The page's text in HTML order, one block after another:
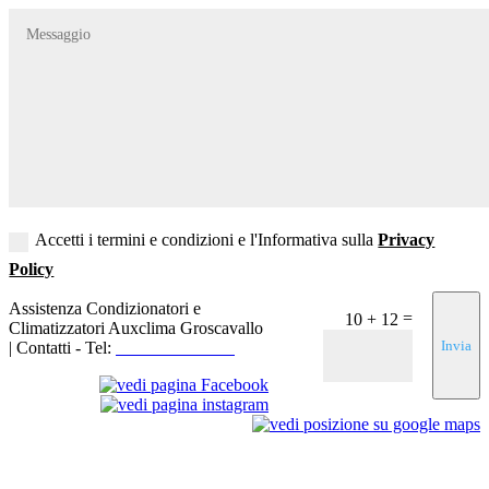
Accetti i termini e condizioni e l'Informativa sullaPrivacy
Policy
10 + 12 =
Invia
Assistenza Condizionatori e
Climatizzatori Auxclima Groscavallo
| Contatti - Tel: